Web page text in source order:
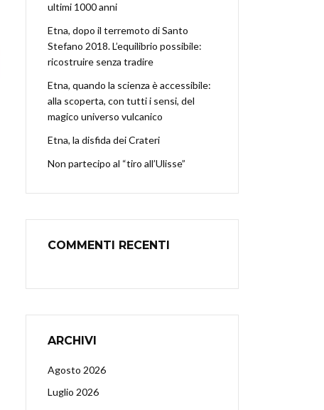
ultimi 1000 anni
Etna, dopo il terremoto di Santo
Stefano 2018. L’equilibrio possibile:
ricostruire senza tradire
Etna, quando la scienza è accessibile:
alla scoperta, con tutti i sensi, del
magico universo vulcanico
Etna, la disfida dei Crateri
Non partecipo al “tiro all’Ulisse”
COMMENTI RECENTI
ARCHIVI
Agosto 2026
Luglio 2026